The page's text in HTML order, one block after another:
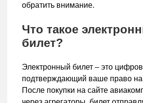
обратить внимание.
Что такое
билет?
Электронный билет – это
подтверждающий ваше право на
После покупки на сайте